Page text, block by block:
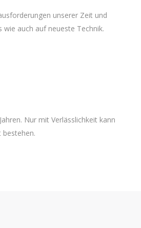
unserer Zeit und
auch auf neueste Technik.
Nur mit Verlässlichkeit kann